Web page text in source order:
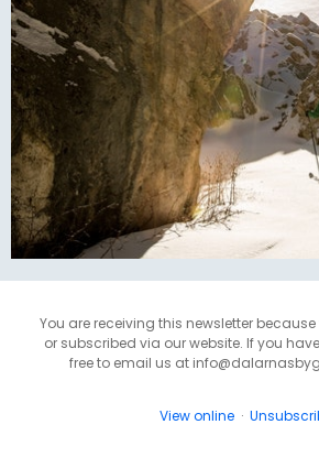
You are receiving this newsletter
or subscribed via our website. If you
free to email us at
View online ·